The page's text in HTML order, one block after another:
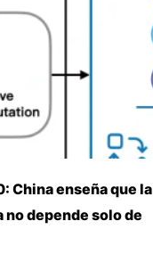
China enseña que la
no depende solo de